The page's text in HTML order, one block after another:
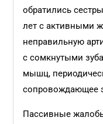
обратились
лет с активными
неправильную
с сомкнутыми
мышц,
сопровождающее
Пассивные